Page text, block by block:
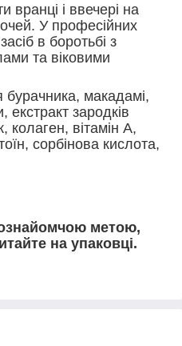
вранці і ввечері на
У професійних
в боротьбі з
та віковими
бурачника, макадамі,
зародків
колаген, вітамін А,
сорбінова кислота,
метою,
на упаковці.